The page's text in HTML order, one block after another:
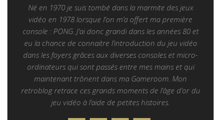
Né en 1970 je suis tombé dans la marmite des jeux
vidéo en 1978 lorsque l’on m’a offert ma première
console : PONG. J’ai donc grandi dans les années 80 et
eu la chance de connaitre l’introduction du jeu vidéo
dans les foyers grâces aux diverses consoles et micro-
ordinateurs qui sont passés entre mes mains et qui
maintenant trônent dans ma Gameroom. Mon
retroblog retrace ces grands moments de l’âge d’or du
jeu vidéo à l’aide de petites histoires.